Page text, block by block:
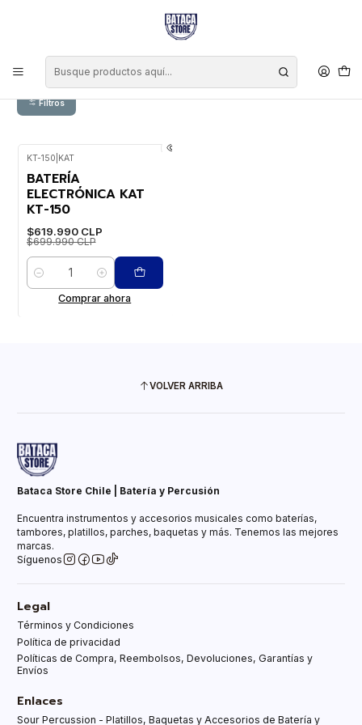
Marcas
KAT
Filtros
KT-150 KAT
BATERÍA
ELECTRÓNICA KAT
KT-150
$619.990 CLP
$699.990 CLP
Cantidad
Comprar ahora
VOLVER ARRIBA
Bataca Store Chile | Batería y Percusión
Encuentra instrumentos y accesorios musicales como baterías,
tambores, platillos, parches, baquetas y más. Tenemos las mejores
marcas.
Síguenos
Legal
Términos y Condiciones
Política de privacidad
Políticas de Compra, Reembolsos, Devoluciones, Garantías y
Envíos
Enlaces
Sour Percussion - Platillos, Baquetas y Accesorios de Batería y